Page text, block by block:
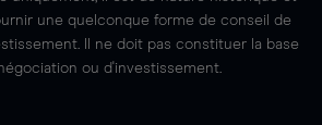
une quelconque forme de conseil de
Il ne doit pas constituer la base
ou d'investissement.